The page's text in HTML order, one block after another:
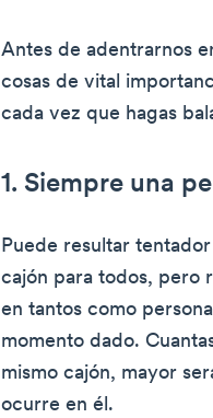
Antes de adentrarnos
cosas de vital
cada vez que hagas
1. Siempre una
Puede resultar
cajón para todos, pero
en tantos como
momento dado.
mismo cajón, mayor
ocurre en él.